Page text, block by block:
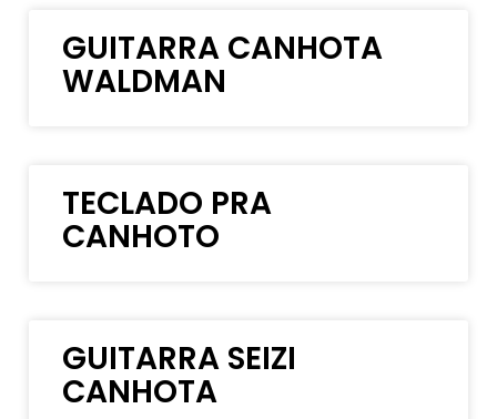
GUITARRA CANHOTA
WALDMAN
TECLADO PRA
CANHOTO
GUITARRA SEIZI
CANHOTA